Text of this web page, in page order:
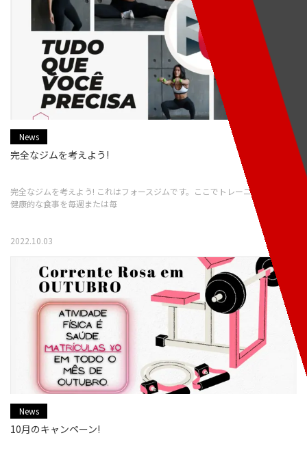
News
完全なジムを考えよう!
完全なジムを考えよう! これはフォースジムです。ここでトレーニングして、
健康的な食事を毎週または毎
2022.10.03
News
10月のキャンペーン!